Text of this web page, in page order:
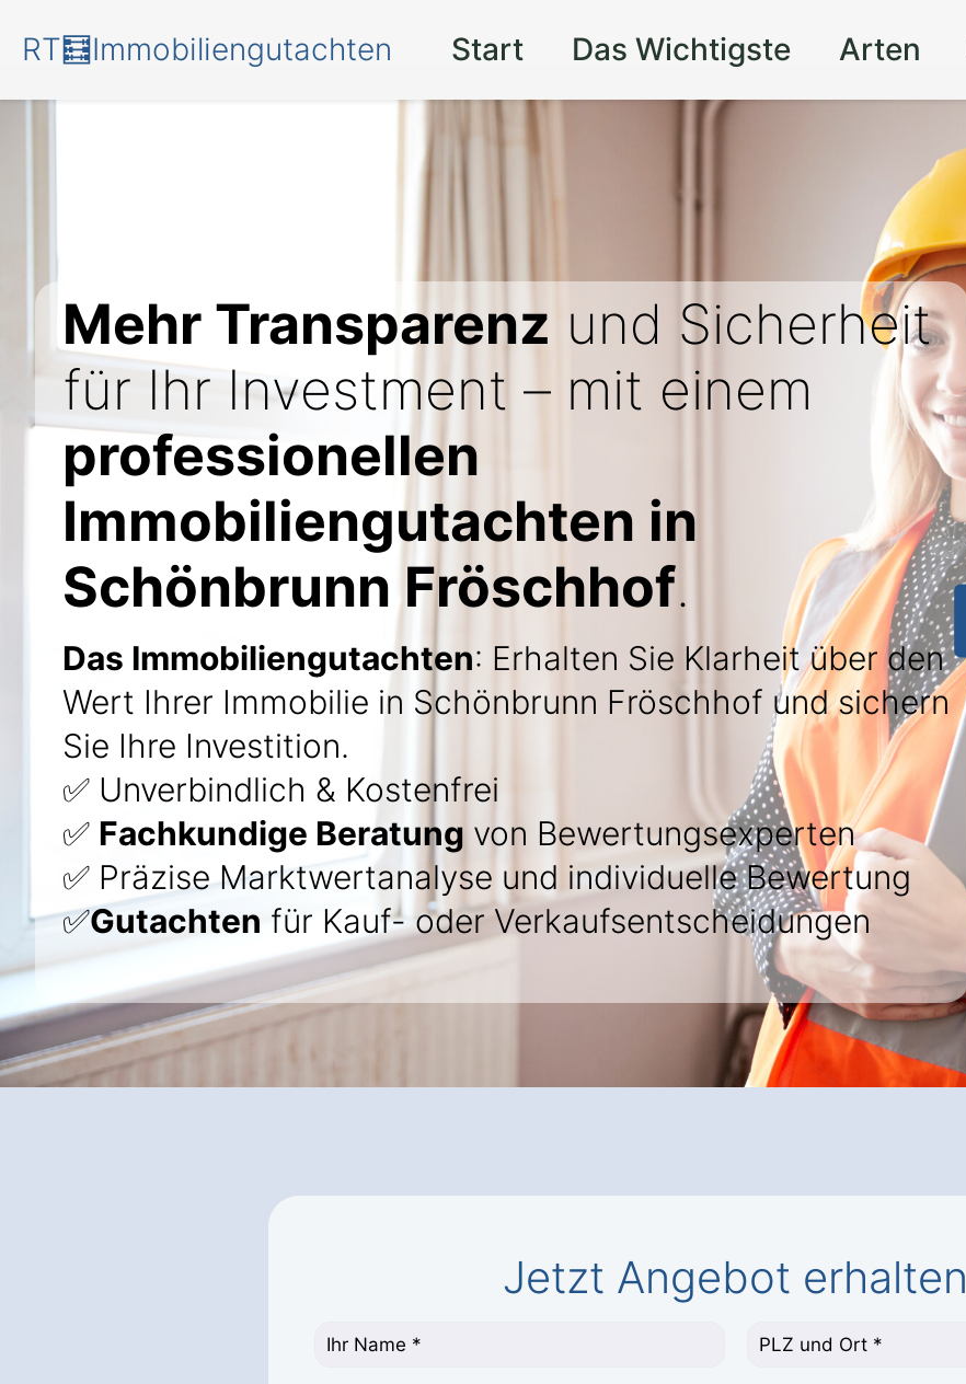
RT🧮Immobiliengutachten Start Das Wichtigste Arten
Mehr Transparenz und Sicherheit
für Ihr Investment – mit einem
professionellen
Immobiliengutachten in
Schönbrunn Fröschhof.
Das Immobiliengutachten: Erhalten Sie Klarheit über den
Wert Ihrer Immobilie in Schönbrunn Fröschhof und sichern
Sie Ihre Investition.
✅ Unverbindlich & Kostenfrei
✅ Fachkundige Beratung von Bewertungsexperten
✅ Präzise Marktwertanalyse und individuelle Bewertung
✅Gutachten für Kauf- oder Verkaufsentscheidungen
Jetzt Angebot erhalten